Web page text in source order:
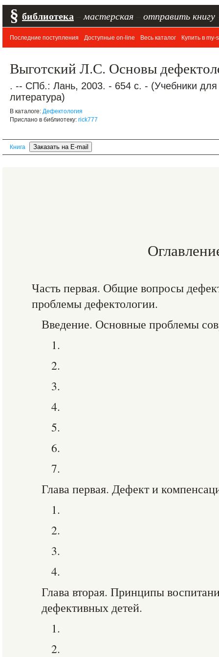
§ библиотека мастерская отправить книгу
Последние поступления Доступные on-line Весь каталог Купить в my-
Выготский Л.С. Основы
. -- СПб.: Лань, 2003. - 654 с. - (Учебники
литература)
В каталоге: Дефектология
Прислано в библиотеку: rick777
Книга
Часть первая. Общие вопросы
проблемы дефектологии.
Введение. Основные проблемы
1.
2.
3.
4.
5.
6.
7.
Глава первая. Дефект и
1.
2.
3.
4.
Глава вторая. Принципы
дефективных детей.
1.
2.